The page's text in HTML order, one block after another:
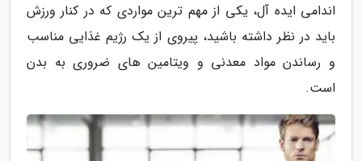
اندامی ایده آل، یکی از مهم ترین مواردی که در کنار ورزش
باید در نظر داشته باشید، پیروی از یک رژیم غذایی مناسب
و رساندن مواد معدنی و ویتامین های ضروری به بدن
است.